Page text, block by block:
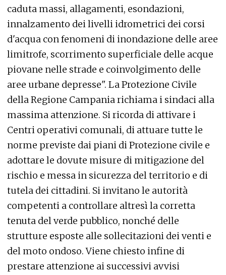
caduta massi, allagamenti, esondazioni,
innalzamento dei livelli idrometrici dei corsi
d'acqua con fenomeni di inondazione delle aree
limitrofe, scorrimento superficiale delle acque
piovane nelle strade e coinvolgimento delle
aree urbane depresse". La Protezione Civile
della Regione Campania richiama i sindaci alla
massima attenzione. Si ricorda di attivare i
Centri operativi comunali, di attuare tutte le
norme previste dai piani di Protezione civile e
adottare le dovute misure di mitigazione del
rischio e messa in sicurezza del territorio e di
tutela dei cittadini. Si invitano le autorità
competenti a controllare altresì la corretta
tenuta del verde pubblico, nonché delle
strutture esposte alle sollecitazioni dei venti e
del moto ondoso. Viene chiesto infine di
prestare attenzione ai successivi avvisi